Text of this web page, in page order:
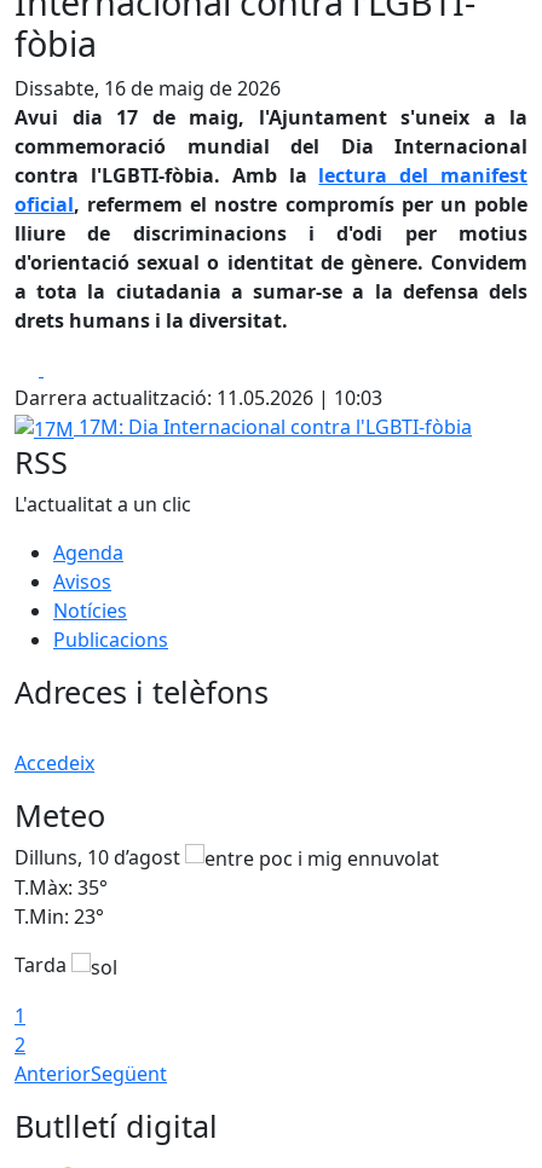
fòbia
Dissabte, 16 de maig de 2026
Avui dia 17 de maig, l'Ajuntament s'uneix a la
commemoració mundial del Dia Internacional
contra l'LGBTI-fòbia. Amb la lectura del manifest
oficial, refermem el nostre compromís per un poble
lliure de discriminacions i d'odi per motius
d'orientació sexual o identitat de gènere. Convidem
a tota la ciutadania a sumar-se a la defensa dels
drets humans i la diversitat.
Darrera actualització: 11.05.2026 | 10:03
17M
17M: Dia Internacional contra l'LGBTI-fòbia
RSS
L'actualitat a un clic
Agenda
Avisos
Notícies
Publicacions
Adreces i telèfons
Accedeix
Meteo
Dilluns, 10 d’agost
T.Màx: 35°
T.Min: 23°
Tarda
1
2
AnteriorSegüent
Butlletí digital